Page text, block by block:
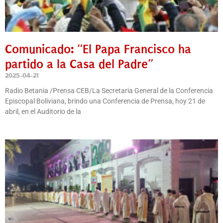
Comunicado: “El Papa Francisco ha
partido a la Casa del Padre”
2025-04-21
Radio Betania /Prensa CEB/La Secretaria General de la Conferencia
Episcopal Boliviana, brindo una Conferencia de Prensa, hoy 21 de
abril, en el Auditorio de la